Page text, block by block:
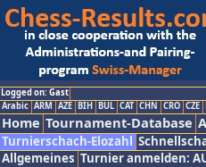
Logged on: Gast
Arabic ARM AZE BIH BUL CAT CHN CRO CZE
Home Tournament-Database
Turnierschach-Elozahl
Allgemeines Turnier anmelden: